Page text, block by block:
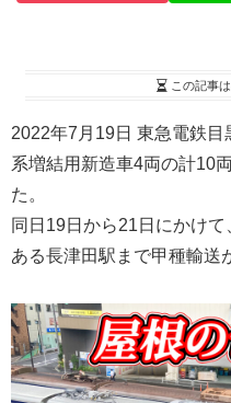
この記事は
2022年7月19日 東急電鉄
系増結用新造車4両の計10
た。
同日19日から21日にかけ
ある長津田駅まで甲種輸送